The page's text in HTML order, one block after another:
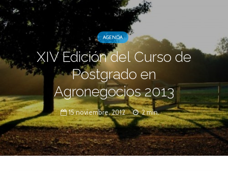
AGENDA
XIV Edición del Curso de
Postgrado en
Agronegocios 2013
15 noviembre, 2012 2 min.